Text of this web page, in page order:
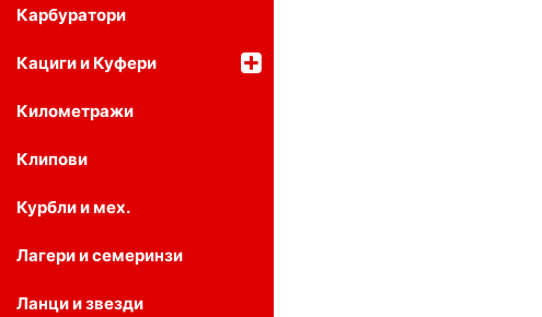
Карбуратори
Кациги и Куфери
Километражи
Клипови
Курбли и мех.
Лагери и семеринзи
Ланци и звезди